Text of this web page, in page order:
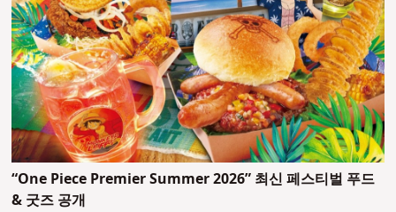
“One Piece Premier Summer 2026” 최신 페스티벌 푸드
& 굿즈 공개